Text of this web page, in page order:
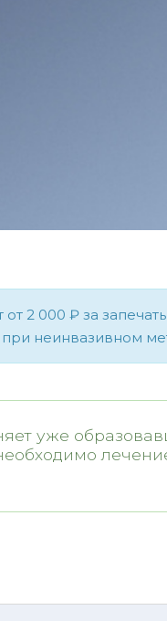
от 2 000 ₽ за
при неинвазивном
уже